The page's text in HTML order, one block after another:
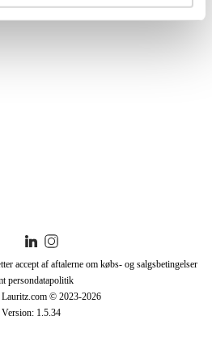
accept af aftalerne om købs- og salgsbetingelser
persondatapolitik
© 2023-2026
Version: 1.5.34